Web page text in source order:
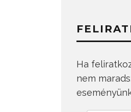
Ha
nem